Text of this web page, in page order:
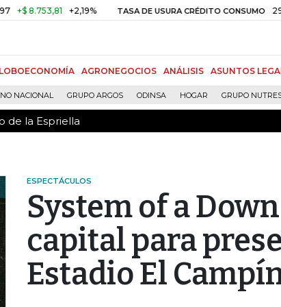
+2,19% TASA DE USURA CRÉDITO CONSUMO 29,66% +0,87%
AGRONEGOCIOS ANÁLISIS ASUNTOS
NACIONAL GRUPO ARGOS ODINSA HOGAR GRUPO
de la Espriella
de la Espriella
ESPECTÁCULOS
System of a
capital para
Estadio El